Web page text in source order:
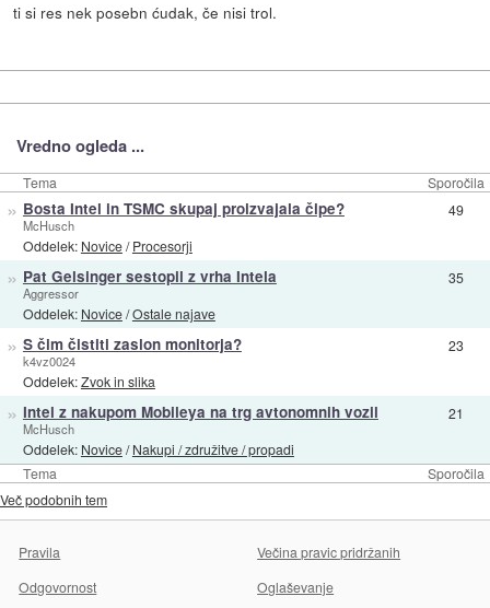
ti si res nek posebn ćudak, če nisi trol.
Vredno ogleda ...
Tema Sporočila
Tema Sporočila
» Bosta Intel in TSMC skupaj proizvajala čipe?
McHusch
Oddelek: Novice/Procesorji
49
» Pat Gelsinger sestopil z vrha Intela
Aggressor
Oddelek: Novice/Ostale najave
35
» S čim čistiti zaslon monitorja?
k4vz0024
Oddelek:Zvok in slika
23
» Intel z nakupom Mobileya na trg avtonomnih vozil
McHusch
Oddelek: Novice/Nakupi / združitve / propadi
21
Več podobnih tem
Pravila
Večina pravic pridržanih
Odgovornost
Oglaševanje